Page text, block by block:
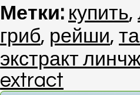
Метки: купить,
гриб, рейши,
экстракт
extract